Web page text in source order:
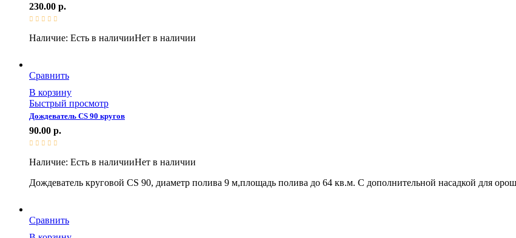
230.00 р.
Наличие: Есть в наличииНет в наличии
Сравнить
В корзину
Быстрый просмотр
Дождеватель CS 90 кругов
90.00 р.
Наличие: Есть в наличииНет в наличии
Дождеватель круговой CS 90, диаметр полива 9 м,площадь полива до 64 кв.м. С дополнительной насадкой для
Сравнить